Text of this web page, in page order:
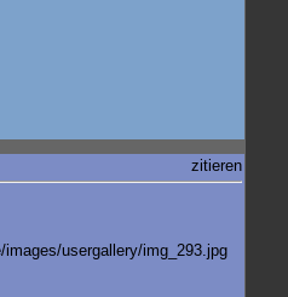
zitieren
usergallery/img_293.jpg